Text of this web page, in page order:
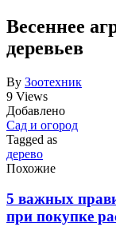
Весеннее
деревьев
By Зоотехник
9 Views
Добавлено
Сад и огород
Tagged as
дерево
Похожие
5 важных
при покупке